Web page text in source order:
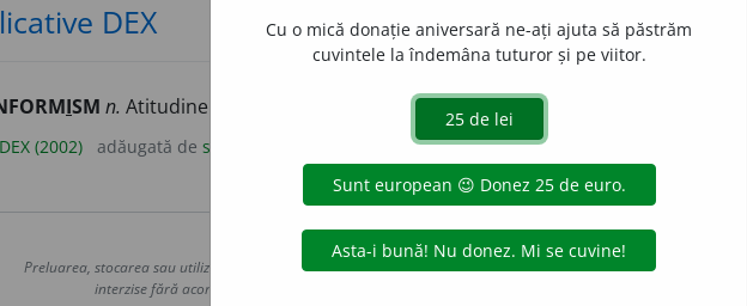
DEX
ISM n. Atitudine a celui care nu este conformist. /<fr.non-conformisme
(2002) adăugată de siveco
Copyright © 2004-2026 dexonline (https://dexonline.ro)
Preluarea, stocarea sau utilizarea datelor de pe acest site, inclusiv prin orice metode de extragere automată
interzise fără acordul nostru prealabil scris, cu excepția seturilor de date oferite oficial spre utilizare
Cu o mică donație aniversară ne-ați ajuta să păstrăm
cuvintele la îndemâna tuturor și pe viitor.